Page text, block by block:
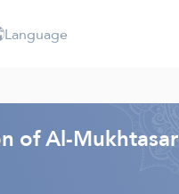
Language
of Al-Mukhtasar